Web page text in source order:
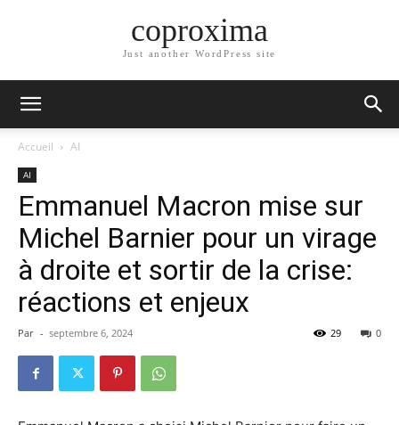
coproxima
Just another WordPress site
Accueil AI
AI
Emmanuel Macron mise sur
Michel Barnier pour un virage
à droite et sortir de la crise:
réactions et enjeux
Par - septembre 6, 2024 0
29